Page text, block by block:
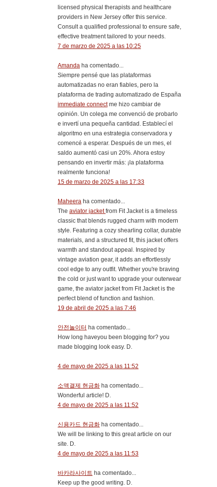
licensed physical therapists and healthcare
providers in New Jersey offer this service.
Consult a qualified professional to ensure safe,
effective treatment tailored to your needs.
7 de marzo de 2025 a las 10:25
Amanda ha comentado...
Siempre pensé que las plataformas
automatizadas no eran fiables, pero la
plataforma de trading automatizado de España
immediate connectme hizo cambiar de
opinión. Un colega me convenció de probarlo
e invertí una pequeña cantidad. Establecí el
algoritmo en una estrategia conservadora y
comencé a esperar. Después de un mes, el
saldo aumentó casi un 20%. Ahora estoy
pensando en invertir más: ¡la plataforma
realmente funciona!
15 de marzo de 2025 a las 17:33
Maheera ha comentado...
The aviator jacketfrom Fit Jacket is a timeless
classic that blends rugged charm with modern
style. Featuring a cozy shearling collar, durable
materials, and a structured fit, this jacket offers
warmth and standout appeal. Inspired by
vintage aviation gear, it adds an effortlessly
cool edge to any outfit. Whether you're braving
the cold or just want to upgrade your outerwear
game, the aviator jacket from Fit Jacket is the
perfect blend of function and fashion.
19 de abril de 2025 a las 7:46
안전놀이터 ha comentado...
How long haveyou been blogging for? you
made blogging look easy. D.
4 de mayo de 2025 a las 11:52
소액결제 현금화 ha comentado...
Wonderful article! D.
4 de mayo de 2025 a las 11:52
신용카드 현금화 ha comentado...
We will be linking to this great article on our
site. D.
4 de mayo de 2025 a las 11:53
바카라사이트 ha comentado...
Keep up the good writing. D.